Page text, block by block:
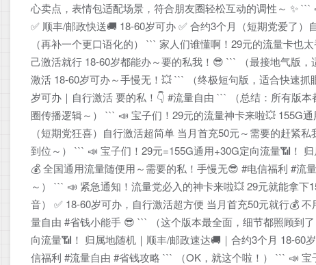
心卖点，表情包适配场景，符合朋友圈轻松互动的调性～ ✨
✅ 顺丰/邮政快送🚚 18-60岁可办 ✅ 合约3个月（短期党爱了
（再补一个更口语化的） ``` 家人们谁懂啊！29元的流量卡也
己激活就行 18-60岁都能办～要的私我！😎 ``` （最接地气版
激活 18-60岁可办～手慢无！💥 ``` （终极短句版，适合快速
岁可办｜自行激活 要的私！👇 #流量自由 ``` （总结：所有版
圈传播逻辑～） ``` 📣 宝子们！29元的流量神卡来啦💥 155G
（短期党狂喜）自行激活超简单 当月首充50元～需要的赶紧
到位～） ``` 📣 宝子们！29元=155G通用+30G定向流量📶！
💰 全国通用流量随便用～需要的私！手慢无😎 #电信福利 #流
～） ``` 📣 紧急通知！流量党必入的神卡来啦💥 29元就能拿
音） ✅ 18-60岁可办，自行激活超方便 当月首充50元就行💰
量自由 #省钱小能手 😎 ``` （这个版本最全面，细节都照顾到
向流量📶！ 归属地随机｜顺丰/邮政速达🚚｜合约3个月 18-60
信福利 #流量自由 #省钱攻略 ``` （OK，就这个啦！） ``` 📣